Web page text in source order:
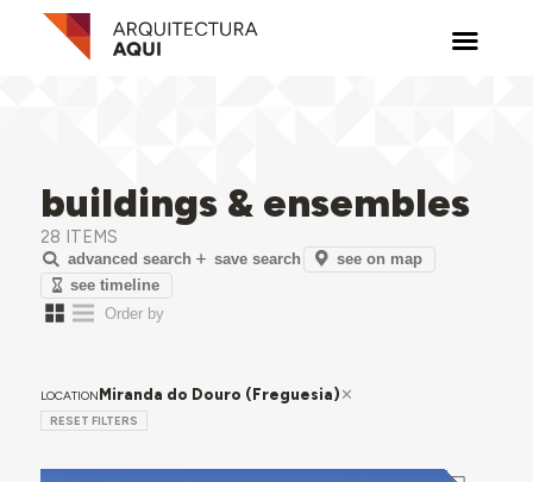
buildings & ensembles
28 ITEMS
advanced search save search
see on map
see timeline
LOCATION Miranda do Douro (Freguesia)
RESET FILTERS